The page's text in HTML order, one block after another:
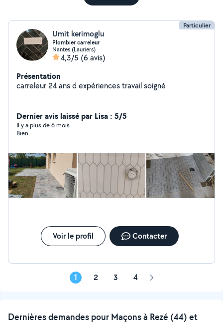
Particulier
Umit kerimoglu
Plombier carreleur
Nantes (Lauriers)
4,3/5 (6 avis)
Présentation
carreleur 24 ans d expériences travail soigné
Dernier avis laissé par Lisa : 5/5
Il y a plus de 6 mois
Bien
Voir le profil Contacter
1 2 3 4 Page
Dernières demandes pour Maçons à Rezé (44) et